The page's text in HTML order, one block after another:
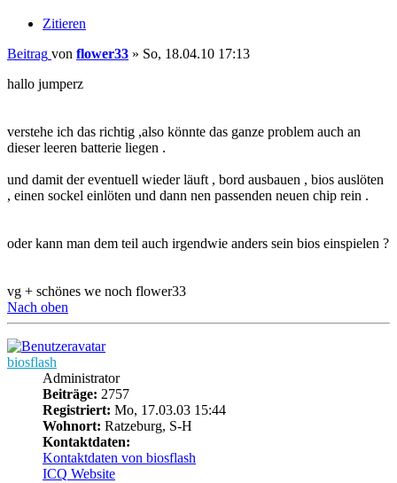
Zitieren
Beitrag von flower33 » So, 18.04.10 17:13
hallo jumperz
verstehe ich das richtig ,also könnte das ganze problem auch an
dieser leeren batterie liegen .
und damit der eventuell wieder läuft , bord ausbauen , bios auslöten
, einen sockel einlöten und dann nen passenden neuen chip rein .
oder kann man dem teil auch irgendwie anders sein bios einspielen ?
vg + schönes we noch flower33
Nach oben
biosflash
Administrator
Beiträge: 2757
Registriert: Mo, 17.03.03 15:44
Wohnort: Ratzeburg, S-H
Kontaktdaten:
Kontaktdaten von biosflash
ICQ Website